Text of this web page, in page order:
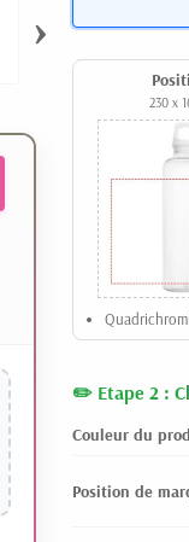
›
230 x
Etape 2 :
Couleur du
Position de